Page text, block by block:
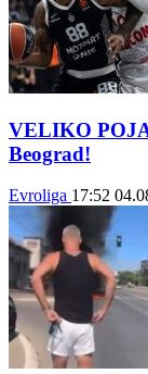
VELIKO
Beograd!
Evroliga 17:52